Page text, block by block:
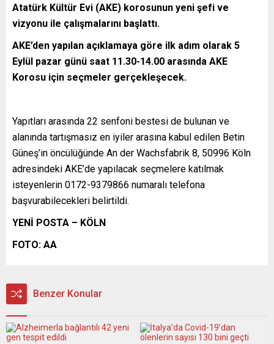
Atatürk Kültür Evi (AKE) korosunun yeni şefi ve
vizyonu ile çalışmalarını başlattı.
AKE’den yapılan açıklamaya göre ilk adım olarak 5
Eylül pazar günü saat 11.30-14.00 arasında AKE
Korosu için seçmeler gerçekleşecek.
Yapıtları arasında 22 senfoni bestesi de bulunan ve
alanında tartışmasız en iyiler arasına kabul edilen Betin
Güneş’in öncülüğünde An der Wachsfabrik 8, 50996 Köln
adresindeki AKE’de yapılacak seçmelere katılmak
isteyenlerin 0172-9379866 numaralı telefona
başvurabilecekleri belirtildi.
YENİ POSTA – KÖLN
FOTO: AA
Benzer Konular